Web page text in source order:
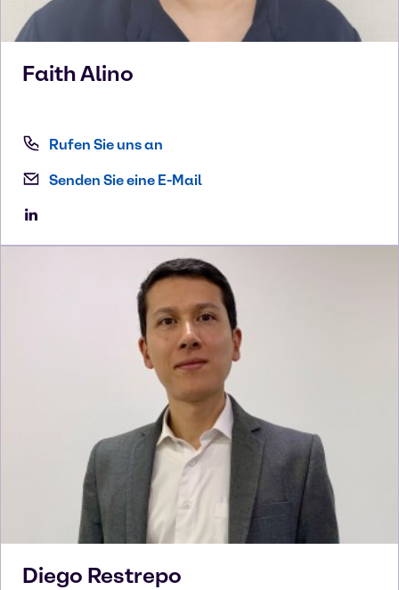
FaithAlino
Rufen Sie uns an
Senden Sie eine E-Mail
Diego Restrepo